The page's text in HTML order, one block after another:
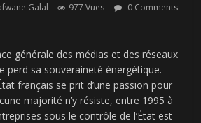
Galal 977 Vues
0 Comments
générale des médias et des réseaux
perd sa souveraineté énergétique.
français se prit d’une passion pour
majorité n’y résiste, entre 1995 à
sous le contrôle de l’État est